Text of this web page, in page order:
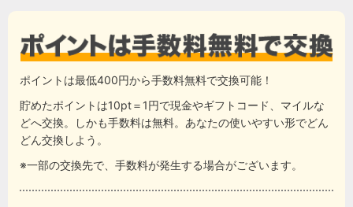
ポイントは最低400円から手数料無料で交換可能！
貯めたポイントは10pt＝1円で現金やギフトコード、マイルな
どへ交換。しかも手数料は無料。あなたの使いやすい形でどん
どん交換しよう。
※一部の交換先で、手数料が発生する場合がございます。